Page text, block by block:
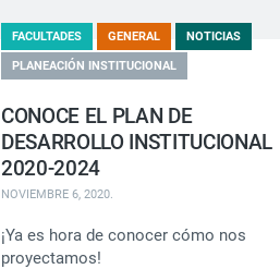
FACULTADES GENERAL NOTICIAS
PLANEACIÓN INSTITUCIONAL
CONOCE EL PLAN DE
DESARROLLO INSTITUCIONAL
2020-2024
NOVIEMBRE 6, 2020.
¡Ya es hora de conocer cómo nos
proyectamos!